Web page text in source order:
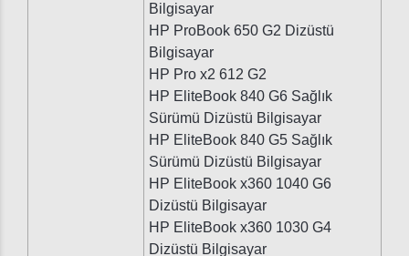
Bilgisayar
HP ProBook 650 G2 Dizüstü
Bilgisayar
HP Pro x2 612 G2
HP EliteBook 840 G6 Sağlık
Sürümü Dizüstü Bilgisayar
HP EliteBook 840 G5 Sağlık
Sürümü Dizüstü Bilgisayar
HP EliteBook x360 1040 G6
Dizüstü Bilgisayar
HP EliteBook x360 1030 G4
Dizüstü Bilgisayar